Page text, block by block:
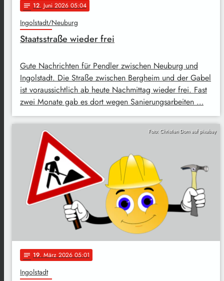
notes 12. Juni 2026 05:04
Ingolstadt/Neuburg
Staatsstraße wieder frei
Gute Nachrichten für Pendler zwischen Neuburg und
Ingolstadt. Die Straße zwischen Bergheim und der Gabel
ist voraussichtlich ab heute Nachmittag wieder frei. Fast
zwei Monate gab es dort wegen Sanierungsarbeiten …
Foto: Christian Dorn auf pixabay
notes 19. März 2026 05:01
Ingolstadt